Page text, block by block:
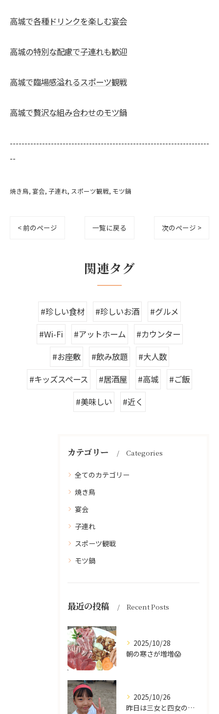
高城で各種ドリンクを楽しむ宴会
高城の特別な配慮で子連れも歓迎
高城で臨場感溢れるスポーツ観戦
高城で贅沢な組み合わせのモツ鍋
--------------------------------------------------------------------
--
焼き鳥 宴会 子連れ スポーツ観戦 モツ鍋
< 前のページ 一覧に戻る 次のページ >
関連タグ
#珍しい食材 #珍しいお酒
#グルメ
#Wi-Fi
#アットホーム
#カウンター
#お座敷
#飲み放題
#大人数
#キッズスペース
#居酒屋 #高城
#ご飯
#美味しい
#近く
カテゴリー Categories
全てのカテゴリー
焼き鳥
宴会
子連れ
スポーツ観戦
モツ鍋
最近の投稿 Recent Posts
2025/10/28
朝の寒さが増増😱
2025/10/26
昨日は三女と四女の運動会🥰